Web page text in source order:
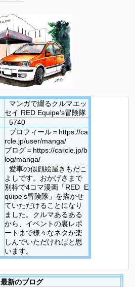
マンガで綴るクルマエッ
セイ RED Equipe’s冒険隊
5740
プロフィール＝https://ca
rcle.jp/user/manga/
ブログ＝https://carcle.jp/b
log/manga/
愛車の似顔絵屋きもだこ
よしです。おかげさまで
別枠で4コマ漫画「RED E
quipe's冒険隊」を描かせ
ていただけることになり
ました。クルマあるある
から、イベントの裏レポ
ートまで様々なネタが楽
しんでいただければと思
います。
最新のブログ